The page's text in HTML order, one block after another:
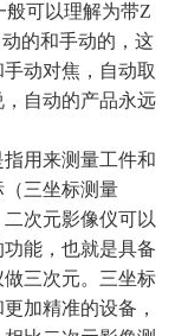
可以理解为带Z
的和手动的，这
动对焦，自动取
自动的产品永远
用来测量工件和
三坐标测量
次元影像仪可以
能，也就是具备
三次元。三坐标
加精准的设备，